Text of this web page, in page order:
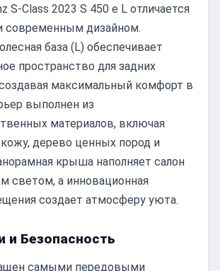
S-Class 2023 S 450 e L отличается
современным дизайном.
база (L) обеспечивает
пространство для задних
максимальный комфорт в
выполнен из
материалов, включая
дерево ценных пород и
крыша наполняет салон
светом, а инновационная
создает атмосферу уюта.
и Безопасность
самыми передовыми